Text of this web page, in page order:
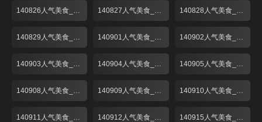
140826人气美食_001 140827人气美食_001 140828人气美食_001
140829人气美食_001 140901人气美食_001 140902人气美食_001
140903人气美食_001 140904人气美食_001 140905人气美食_001
140908人气美食_001 140909人气美食_001 140910人气美食_001
140911人气美食_001 140912人气美食_001 140915人气美食_001